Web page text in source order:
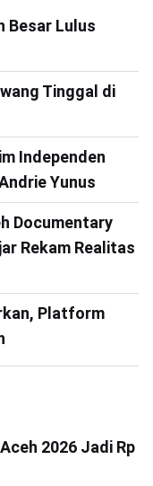
Besar Lulus
Tinggal di
Independen
Yunus
Documentary
Rekam Realitas
Platform
2026 Jadi Rp